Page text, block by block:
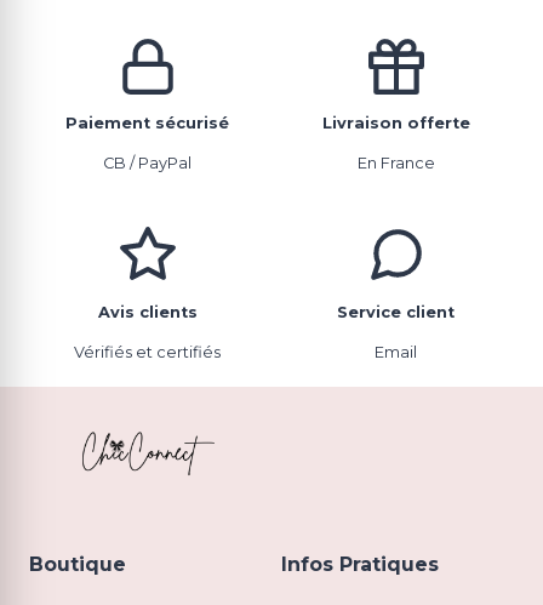
Paiement sécurisé
CB / PayPal
Livraison offerte
En France
Avis clients
Vérifiés et certifiés
Service client
Email
Boutique Infos Pratiques